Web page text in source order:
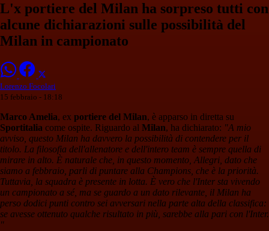
L'x portiere del Milan ha sorpreso tutti con
alcune dichiarazioni sulle possibilità del
Milan in campionato
Lorenzo Focolari
15 febbraio - 18:18
Marco Amelia, ex portiere del Milan, è apparso in diretta su
Sportitalia come ospite. Riguardo al Milan, ha dichiarato: "A mio
avviso, questo Milan ha davvero la possibilità di contendere per il
titolo. La filosofia dell'allenatore e dell'intero team è sempre quella di
mirare in alto. È naturale che, in questo momento, Allegri, dato che
siamo a febbraio, parli di puntare alla Champions, che è la priorità.
Tuttavia, la squadra è presente in lotta. È vero che l'Inter sta vivendo
un campionato a sé, ma se guardo a un dato rilevante, il Milan ha
perso dodici punti contro sei avversari nella parte alta della classifica:
se avesse ottenuto qualche risultato in più, sarebbe alla pari con l'Inter.
"